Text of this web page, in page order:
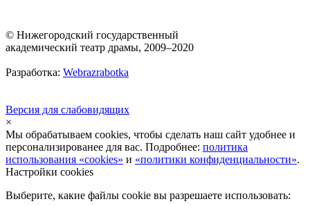
© Нижегородский государственный
академический театр драмы, 2009–2020
Разработка: Webrazrabotka
Версия для слабовидящих
×
Мы обрабатываем cookies, чтобы сделать наш сайт удобнее и
персонализированее для вас. Подробнее: политика
использования «cookies» и «политики конфиденциальности».
Настройки cookies
Выберите, какие файлы cookie вы разрешаете использовать: